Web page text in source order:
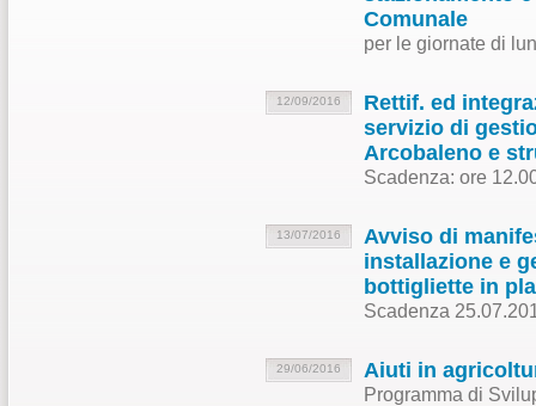
Comunale
per le giornate di
12/09/2016
Rettif. ed
servizio di
Arcobaleno e
Scadenza: ore
13/07/2016
Avviso di
installazione e
bottigliette in
Scadenza
29/06/2016 Aiuti in
Programma di